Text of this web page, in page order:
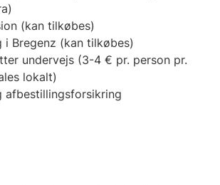
(kan tilkøbes)
i Bregenz (kan tilkøbes)
undervejs (3-4 € pr. person pr.
lokalt)
afbestillingsforsikring